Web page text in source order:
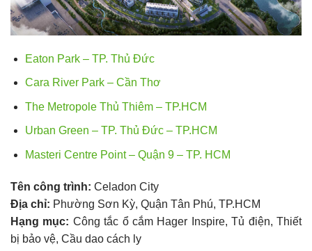
Eaton Park – TP. Thủ Đức
Cara River Park – Cần Thơ
The Metropole Thủ Thiêm – TP.HCM
Urban Green – TP. Thủ Đức – TP.HCM
Masteri Centre Point – Quận 9 – TP. HCM
Tên công trình: Celadon City
Địa chỉ: Phường Sơn Kỳ, Quận Tân Phú, TP.HCM
Hạng mục: Công tắc ổ cắm Hager Inspire, Tủ điện, Thiết
bị bảo vệ, Cầu dao cách ly